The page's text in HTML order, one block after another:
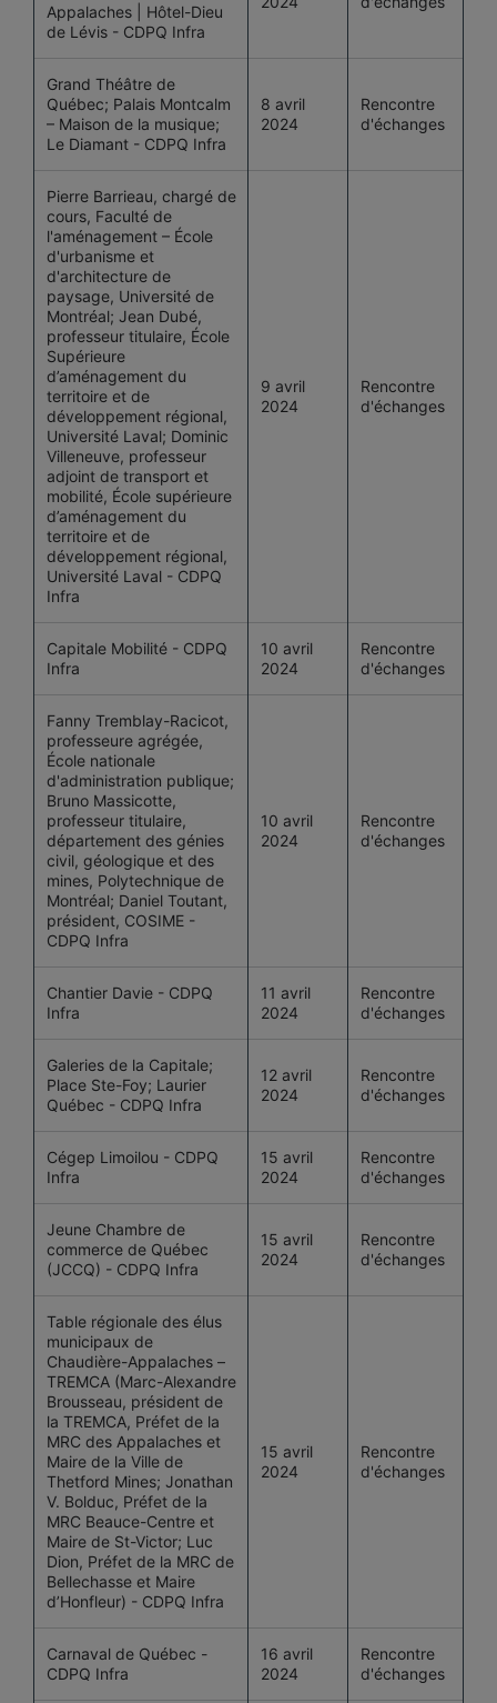
Appalaches | Hôtel-Dieu
de Lévis - CDPQ Infra
Grand Théâtre de
Québec; Palais Montcalm
– Maison de la musique;
Le Diamant - CDPQ Infra
8 avril
2024
Rencontre
d'échanges
Pierre Barrieau, chargé de
cours, Faculté de
l'aménagement – École
d'urbanisme et
d'architecture de
paysage, Université de
Montréal; Jean Dubé,
professeur titulaire, École
Supérieure
d’aménagement du
territoire et de
développement régional,
Université Laval; Dominic
Villeneuve, professeur
adjoint de transport et
mobilité, École supérieure
d’aménagement du
territoire et de
développement régional,
Université Laval - CDPQ
Infra
9 avril
2024
Rencontre
d'échanges
Capitale Mobilité - CDPQ
Infra
10 avril
2024
Rencontre
d'échanges
Fanny Tremblay-Racicot,
professeure agrégée,
École nationale
d'administration publique;
Bruno Massicotte,
professeur titulaire,
département des génies
civil, géologique et des
mines, Polytechnique de
Montréal; Daniel Toutant,
président, COSIME -
CDPQ Infra
10 avril
2024
Rencontre
d'échanges
Chantier Davie - CDPQ
Infra
11 avril
2024
Rencontre
d'échanges
Galeries de la Capitale;
Place Ste-Foy; Laurier
Québec - CDPQ Infra
12 avril
2024
Rencontre
d'échanges
Cégep Limoilou - CDPQ
Infra
15 avril
2024
Rencontre
d'échanges
Jeune Chambre de
commerce de Québec
(JCCQ) - CDPQ Infra
15 avril
2024
Rencontre
d'échanges
Table régionale des élus
municipaux de
Chaudière-Appalaches –
TREMCA (Marc-Alexandre
Brousseau, président de
la TREMCA, Préfet de la
MRC des Appalaches et
Maire de la Ville de
Thetford Mines; Jonathan
V. Bolduc, Préfet de la
MRC Beauce-Centre et
Maire de St-Victor; Luc
Dion, Préfet de la MRC de
Bellechasse et Maire
d’Honfleur) - CDPQ Infra
15 avril
2024
Rencontre
d'échanges
Carnaval de Québec -
CDPQ Infra
16 avril
2024
Rencontre
d'échanges